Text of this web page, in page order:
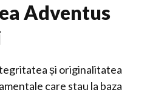
Adventus
și originalitatea
care stau la baza